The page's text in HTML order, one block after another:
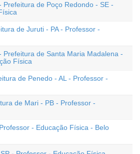
Prefeitura de Poço Redondo - SE -
de Juruti - PA - Professor -
Prefeitura de Santa Maria Madalena -
Física
de Penedo - AL - Professor -
de Mari - PB - Professor -
- Educação Física - Belo